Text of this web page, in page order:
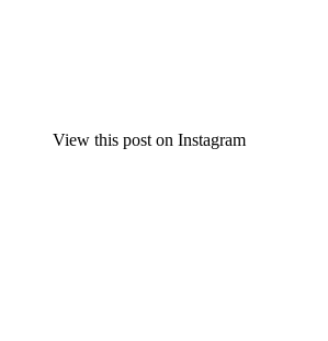
View this post on Instagram